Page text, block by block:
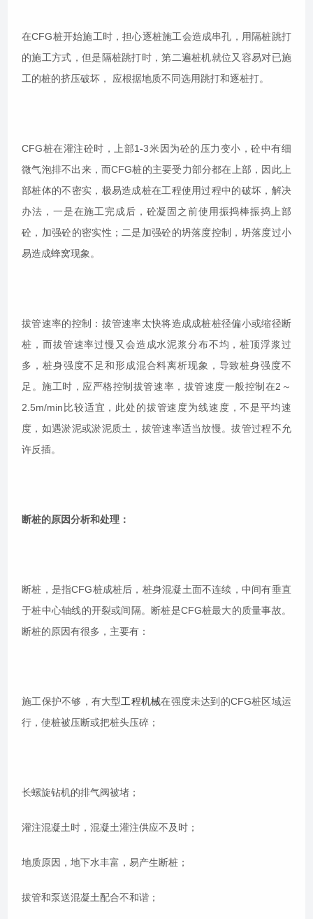
在CFG桩开始施工时，担心逐桩施工会造成串孔，用隔桩跳打
的施工方式，但是隔桩跳打时，第二遍桩机就位又容易对已施
工的桩的挤压破坏， 应根据地质不同选用跳打和逐桩打。
CFG桩在灌注砼时，上部1-3米因为砼的压力变小，砼中有细
微气泡排不出来，而CFG桩的主要受力部分都在上部，因此上
部桩体的不密实，极易造成桩在工程使用过程中的破坏，解决
办法，一是在施工完成后，砼凝固之前使用振捣棒振捣上部
砼，加强砼的密实性；二是加强砼的坍落度控制，坍落度过小
易造成蜂窝现象。
拔管速率的控制：拔管速率太快将造成成桩桩径偏小或缩径断
桩，而拔管速率过慢又会造成水泥浆分布不均，桩顶浮浆过
多，桩身强度不足和形成混合料离析现象，导致桩身强度不
足。施工时，应严格控制拔管速率，拔管速度一般控制在2～
2.5m/min比较适宜，此处的拔管速度为线速度，不是平均速
度，如遇淤泥或淤泥质土，拔管速率适当放慢。拔管过程不允
许反插。
断桩的原因分析和处理：
断桩，是指CFG桩成桩后，桩身混凝土面不连续，中间有垂直
于桩中心轴线的开裂或间隔。断桩是CFG桩最大的质量事故。
断桩的原因有很多，主要有：
施工保护不够，有大型工程机械在强度未达到的CFG桩区域运
行，使桩被压断或把桩头压碎；
长螺旋钻机的排气阀被堵；
灌注混凝土时，混凝土灌注供应不及时；
地质原因，地下水丰富，易产生断桩；
拔管和泵送混凝土配合不和谐；